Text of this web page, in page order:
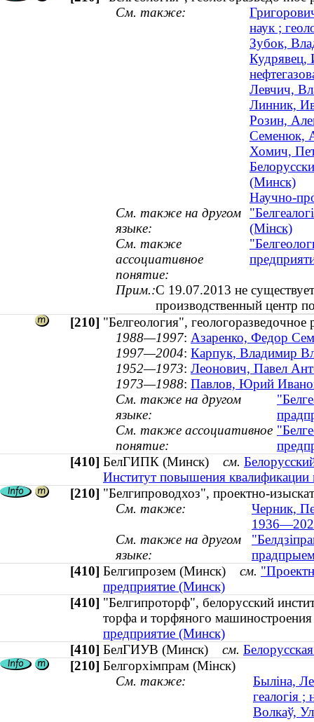
См. также:
наук ;
Зубок,
Кудрявец,
Левчич,
Линник,
Розин,
Семенюк,
Хомич,
(Минск)
Научно-
См. также на другом
языке:
(Мінск)
См. также
ассоциативное
понятие:
Прим.:С 19.07.2013 не
производственный центр
[210] "Белгеология",
1988—1997: Азаренко, Федор
1997—2004: Карпук, Владимир
1952—1973: Леонович, Павел
1973—1988: Павлов, Юрий
См. также на другом
языке:
См. также ассоциативное
понятие:
[410] БелГИПК (Минск) см.
Институт повышения квалификации
[210] "Белгипроводхоз", проектно-
См. также:
Черник,
См. также на другом
языке:
[410] Белгипрозем (Минск) см.
предприятие (Минск)
[410] "Белгипроторф", белорусский
торфа и торфяного
предприятие (Минск)
[410] БелГИУВ (Минск) см.
[210] Белгорхімпрам (Мінск)
См. также:
Быліна,
геалогія ;
Волкаў,